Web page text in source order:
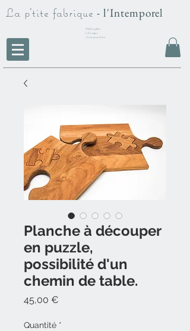
La p'tite fabrique - l'Intemporel
Philosophie
éclectique -
Artisanat d'art
Planche à découper
en puzzle,
possibilité d'un
chemin de table.
45,00 €
Quantité *